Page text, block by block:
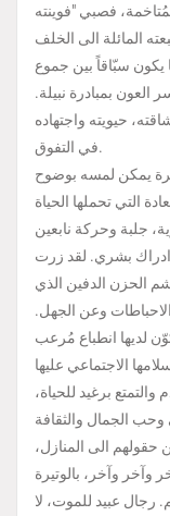
فصبي "فوينته
المائلة الى الخلف
يكون سبّاقاً بين جموع
بمبادرة نبيلة.
حيويته واجتهاده
في التفوق.
يمكن لمسه بوضوح
جلبة وحركة نابعين
بشري. لقد زرت
الحزن الدفين الذي
وعن الجهل.
لديها انطباع مُرعب
برغيد للحياة،
حقولهم الى المنازل،
وآخر وآخر، بالوتيرة
رجال عبيد للموت، لا